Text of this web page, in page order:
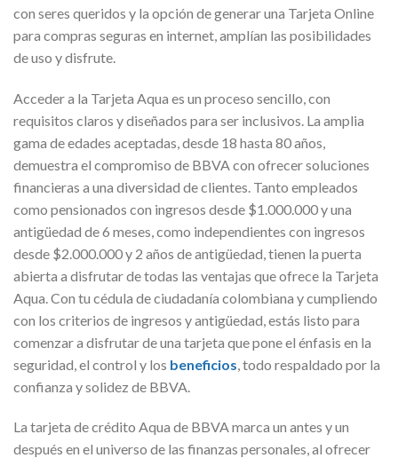
con seres queridos y la opción de generar una Tarjeta Online
para compras seguras en internet, amplían las posibilidades
de uso y disfrute.
Acceder a la Tarjeta Aqua es un proceso sencillo, con
requisitos claros y diseñados para ser inclusivos. La amplia
gama de edades aceptadas, desde 18 hasta 80 años,
demuestra el compromiso de BBVA con ofrecer soluciones
financieras a una diversidad de clientes. Tanto empleados
como pensionados con ingresos desde $1.000.000 y una
antigüedad de 6 meses, como independientes con ingresos
desde $2.000.000 y 2 años de antigüedad, tienen la puerta
abierta a disfrutar de todas las ventajas que ofrece la Tarjeta
Aqua. Con tu cédula de ciudadanía colombiana y cumpliendo
con los criterios de ingresos y antigüedad, estás listo para
comenzar a disfrutar de una tarjeta que pone el énfasis en la
seguridad, el control y los beneficios , todo respaldado por la
confianza y solidez de BBVA.
La tarjeta de crédito Aqua de BBVA marca un antes y un
después en el universo de las finanzas personales, al ofrecer